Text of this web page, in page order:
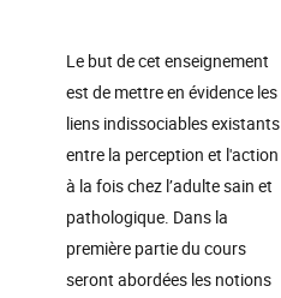
Le but de cet enseignement
est de mettre en évidence les
liens indissociables existants
entre la perception et l'action
à la fois chez l’adulte sain et
pathologique. Dans la
première partie du cours
seront abordées les notions